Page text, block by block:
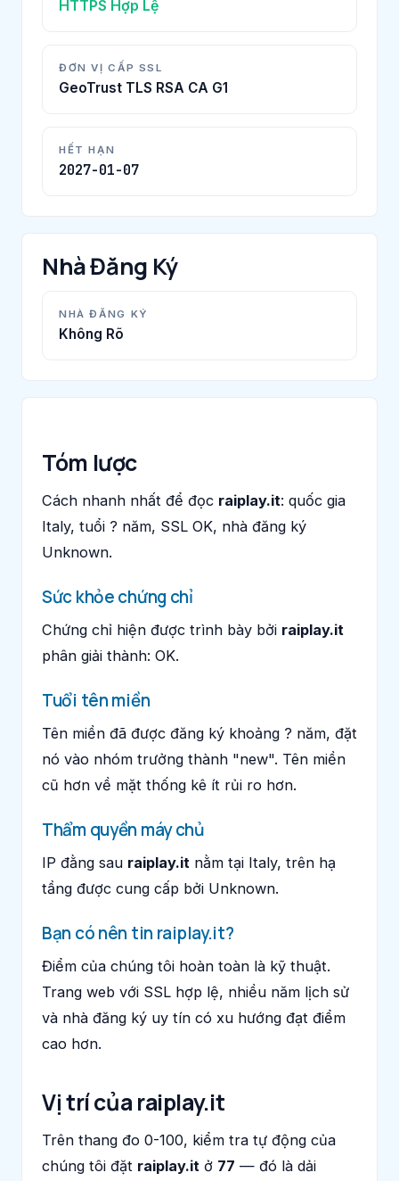
HTTPS Hợp Lệ
ĐƠN VỊ CẤP SSL
GeoTrust TLS RSA CA G1
HẾT HẠN
2027-01-07
Nhà Đăng Ký
NHÀ ĐĂNG KÝ
Không Rõ
Tóm lược
Cách nhanh nhất để đọc raiplay.it: quốc gia
Italy, tuổi ? năm, SSL OK, nhà đăng ký
Unknown.
Sức khỏe chứng chỉ
Chứng chỉ hiện được trình bày bởi raiplay.it
phân giải thành: OK.
Tuổi tên miền
Tên miền đã được đăng ký khoảng ? năm, đặt
nó vào nhóm trưởng thành "new". Tên miền
cũ hơn về mặt thống kê ít rủi ro hơn.
Thẩm quyền máy chủ
IP đằng sau raiplay.it nằm tại Italy, trên hạ
tầng được cung cấp bởi Unknown.
Bạn có nên tin raiplay.it?
Điểm của chúng tôi hoàn toàn là kỹ thuật.
Trang web với SSL hợp lệ, nhiều năm lịch sử
và nhà đăng ký uy tín có xu hướng đạt điểm
cao hơn.
Vị trí của raiplay.it
Trên thang đo 0-100, kiểm tra tự động của
chúng tôi đặt raiplay.it ở 77 — đó là dải